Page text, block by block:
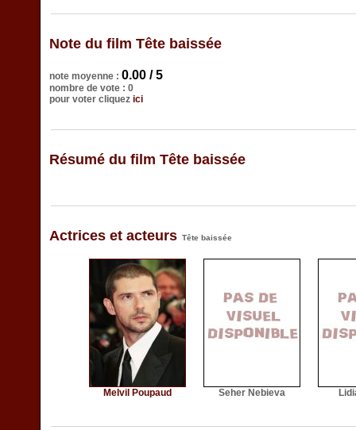
Note du film Tête baissée
note moyenne : 0.00 / 5
nombre de vote : 0
pour voter cliquez ici
Résumé du film Tête baissée
Actrices et acteurs Tête baissée
Melvil Poupaud Seher Nebieva